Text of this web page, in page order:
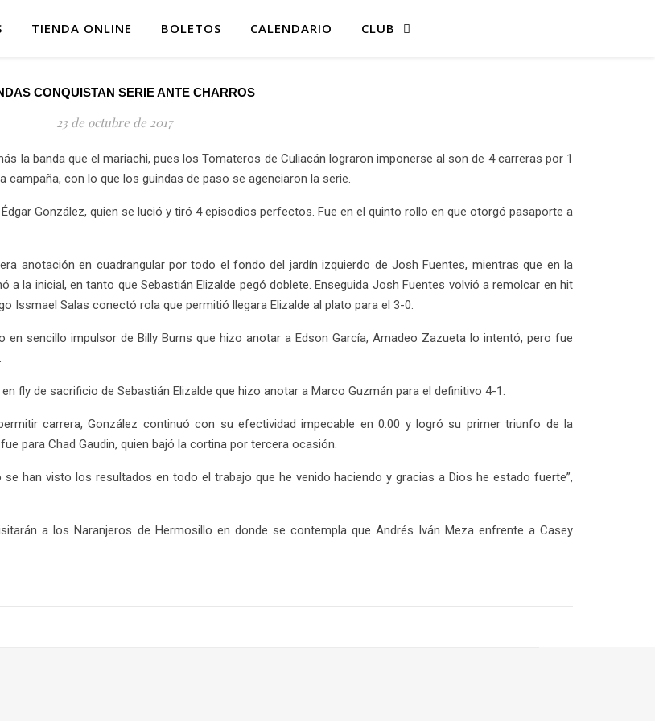
TIENDA ONLINE BOLETOS CALENDARIO CLUB
CONQUISTAN SERIE ANTE CHARROS
23 de octubre de 2017
la banda que el mariachi, pues los Tomateros de Culiacán lograron imponerse al son de 4 carreras por 1
con lo que los guindas de paso se agenciaron la serie.
González, quien se lució y tiró 4 episodios perfectos. Fue en el quinto rollo en que otorgó pasaporte a
anotación en cuadrangular por todo el fondo del jardín izquierdo de Josh Fuentes, mientras que en la
la inicial, en tanto que Sebastián Elizalde pegó doblete. Enseguida Josh Fuentes volvió a remolcar en hit
Issmael Salas conectó rola que permitió llegara Elizalde al plato para el 3-0.
sencillo impulsor de Billy Burns que hizo anotar a Edson García, Amadeo Zazueta lo intentó, pero fue
fly de sacrificio de Sebastián Elizalde que hizo anotar a Marco Guzmán para el definitivo 4-1.
carrera, González continuó con su efectividad impecable en 0.00 y logró su primer triunfo de la
para Chad Gaudin, quien bajó la cortina por tercera ocasión.
han visto los resultados en todo el trabajo que he venido haciendo y gracias a Dios he estado fuerte”,
a los Naranjeros de Hermosillo en donde se contempla que Andrés Iván Meza enfrente a Casey